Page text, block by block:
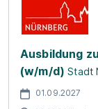
Ausbildung
(w/m/d) Stadt
01.09.2027